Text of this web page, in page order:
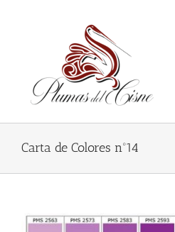
Carta de Colores nº14